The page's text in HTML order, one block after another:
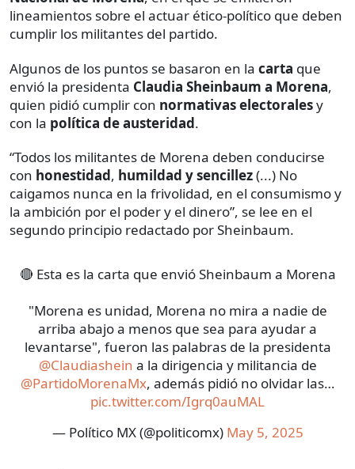
lineamientos sobre el actuar ético-político que deben
cumplir los militantes del partido.
Algunos de los puntos se basaron en la carta que
envió la presidenta Claudia Sheinbaum a Morena,
quien pidió cumplir con normativas electoralesy
con la política de austeridad.
“Todos los militantes de Morena deben conducirse
con honestidad, humildad y sencillez(...) No
caigamos nunca en la frivolidad, en el consumismo y
la ambición por el poder y el dinero”, se lee en el
segundo principio redactado por Sheinbaum.
🔴 Esta es la carta que envió Sheinbaum a Morena
"Morena es unidad, Morena no mira a nadie de
arriba abajo a menos que sea para ayudar a
levantarse", fueron las palabras de la presidenta
@Claudiashein a la dirigencia y militancia de
@PartidoMorenaMx, además pidió no olvidar las…
pic.twitter.com/Igrq0auMAL
— Político MX (@politicomx) May 5, 2025